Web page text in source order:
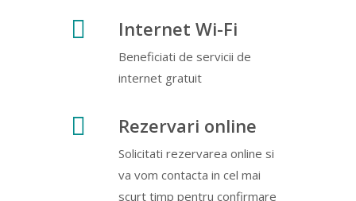
Internet Wi-Fi
Beneficiati de servicii de
internet gratuit
Rezervari online
Solicitati rezervarea online si
va vom contacta in cel mai
scurt timp pentru confirmare